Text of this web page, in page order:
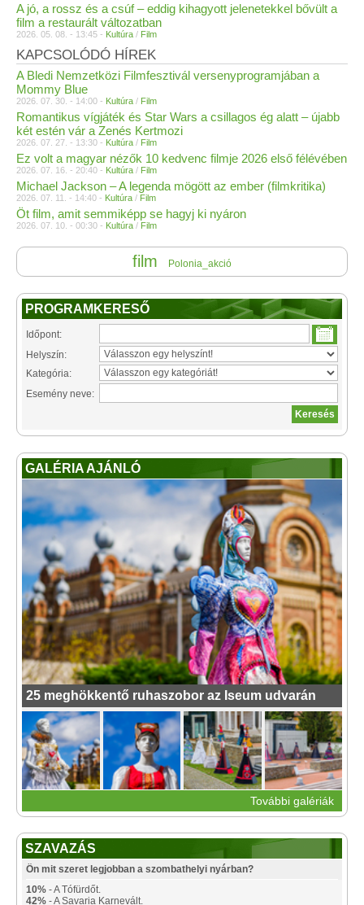
A jó, a rossz és a csúf – eddig kihagyott jelenetekkel bővült a
film a restaurált változatban
2026. 05. 08. - 13:45 - Kultúra / Film
KAPCSOLÓDÓ HÍREK
A Bledi Nemzetközi Filmfesztivál versenyprogramjában a
Mommy Blue
2026. 07. 30. - 14:00 - Kultúra / Film
Romantikus vígjáték és Star Wars a csillagos ég alatt – újabb
két estén vár a Zenés Kertmozi
2026. 07. 27. - 13:30 - Kultúra / Film
Ez volt a magyar nézők 10 kedvenc filmje 2026 első félévében
2026. 07. 16. - 20:40 - Kultúra / Film
Michael Jackson – A legenda mögött az ember (filmkritika)
2026. 07. 11. - 14:40 - Kultúra / Film
Öt film, amit semmiképp se hagyj ki nyáron
2026. 07. 10. - 00:30 - Kultúra / Film
film Polonia_akció
PROGRAMKERESŐ
Időpont:
Helyszín:
Kategória:
Esemény neve:
GALÉRIA AJÁNLÓ
25 meghökkentő ruhaszobor az Iseum udvarán
További galériák
SZAVAZÁS
Ön mit szeret legjobban a szombathelyi nyárban?
10% - A Tófürdőt.
42% - A Savaria Karnevált.